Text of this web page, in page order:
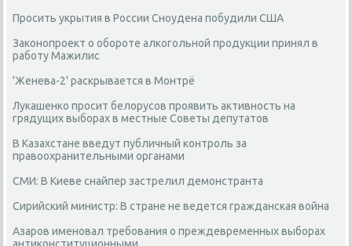
Просить укрытия в России Сноудена побудили США
Законопроект о обороте алкогольной продукции принял в
работу Мажилис
'Женева-2' раскрывается в Монтрё
Лукашенко просит белорусов проявить активность на
грядущих выборах в местные Советы депутатов
В Казахстане введут публичный контроль за
правоохранительными органами
СМИ: В Киеве снайпер застрелил демонстранта
Сирийский министр: В стране не ведется гражданская война
Азаров именовал требования о преждевременных выборах